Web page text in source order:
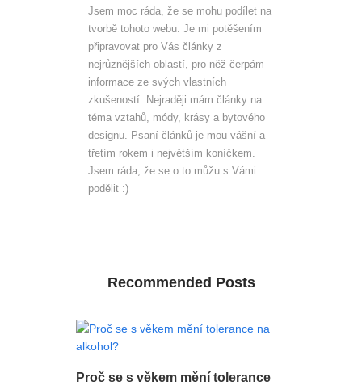
Jsem moc ráda, že se mohu podílet na
tvorbě tohoto webu. Je mi potěšením
připravovat pro Vás články z
nejrůznějších oblastí, pro něž čerpám
informace ze svých vlastních
zkušeností. Nejraději mám články na
téma vztahů, módy, krásy a bytového
designu. Psaní článků je mou vášní a
třetím rokem i největším koníčkem.
Jsem ráda, že se o to můžu s Vámi
podělit :)
Recommended Posts
Proč se s věkem mění tolerance